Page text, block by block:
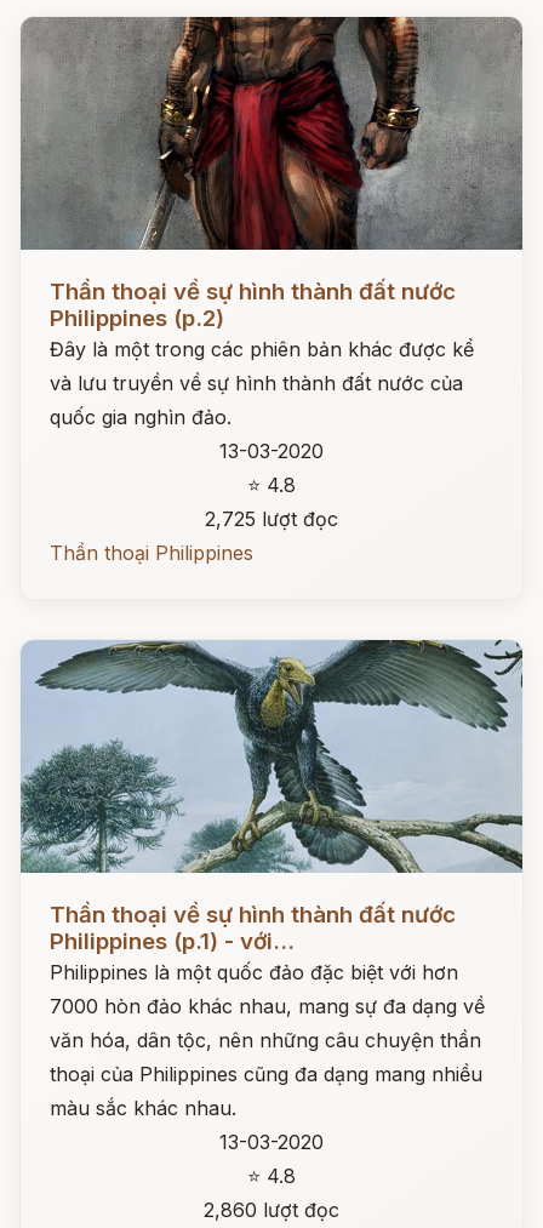
Đọc ngay
Thần thoại về sự hình thành đất nước
Philippines (p.2)
Đây là một trong các phiên bản khác được kể
và lưu truyền về sự hình thành đất nước của
quốc gia nghìn đảo.
13-03-2020
⭐ 4.8
2,725 lượt đọc
Thần thoại Philippines
Đọc ngay
Thần thoại về sự hình thành đất nước
Philippines (p.1) - với...
Philippines là một quốc đảo đặc biệt với hơn
7000 hòn đảo khác nhau, mang sự đa dạng về
văn hóa, dân tộc, nên những câu chuyện thần
thoại của Philippines cũng đa dạng mang nhiều
màu sắc khác nhau.
13-03-2020
⭐ 4.8
2,860 lượt đọc